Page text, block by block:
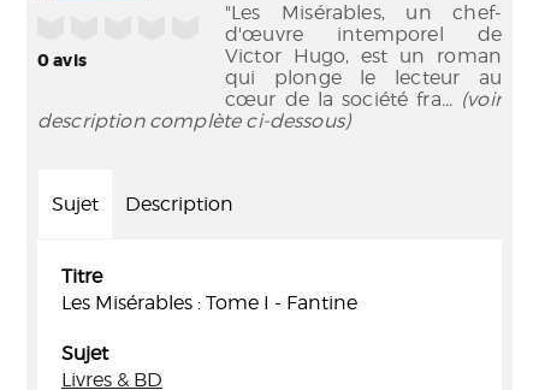
0avis
"Les Misérables, un chef-
d'œuvre intemporel de
Victor Hugo, est un roman
qui plonge le lecteur au
cœur de la société fra... (voir
description complète ci-dessous)
Sujet Description
Titre
Les Misérables : Tome I - Fantine
Sujet
Livres & BD